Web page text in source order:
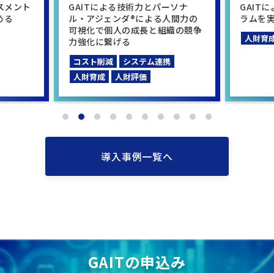
メント
る
GAITによる技術力とパーソナ
ル・アジェンダ®による人間力の
可視化で個人の成長と組織の競争
力強化に繋げる
コスト削減
システム連携
人財育成
人財評価
GAITに
ラムを
人財育
導入事例一覧へ
GAITの申込み